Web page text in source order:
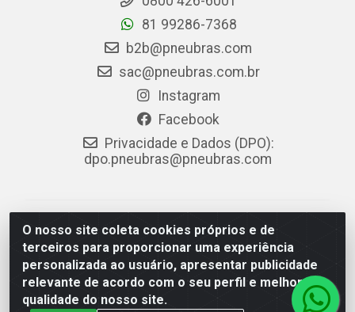
O nosso site coleta cookies próprios e de
terceiros para proporcionar uma experiência
personalizada ao usuário, apresentar publicidade
relevante de acordo com o seu perfil e melhorar a
qualidade do nosso site.
81 99286-7368
b2b@pneubras.com
sac@pneubras.com.br
Instagram
Facebook
Privacidade e Dados (DPO):
dpo.pneubras@pneubras.com
PneuBras - Rodovia BR-101, KM 82 - Prazeres,
Jaboatão dos Guararapes/PE - CEP 54.335-000 - CNPJ
08.678.386/0001-05 - Pneubras Comércio de Pneus
Ltda